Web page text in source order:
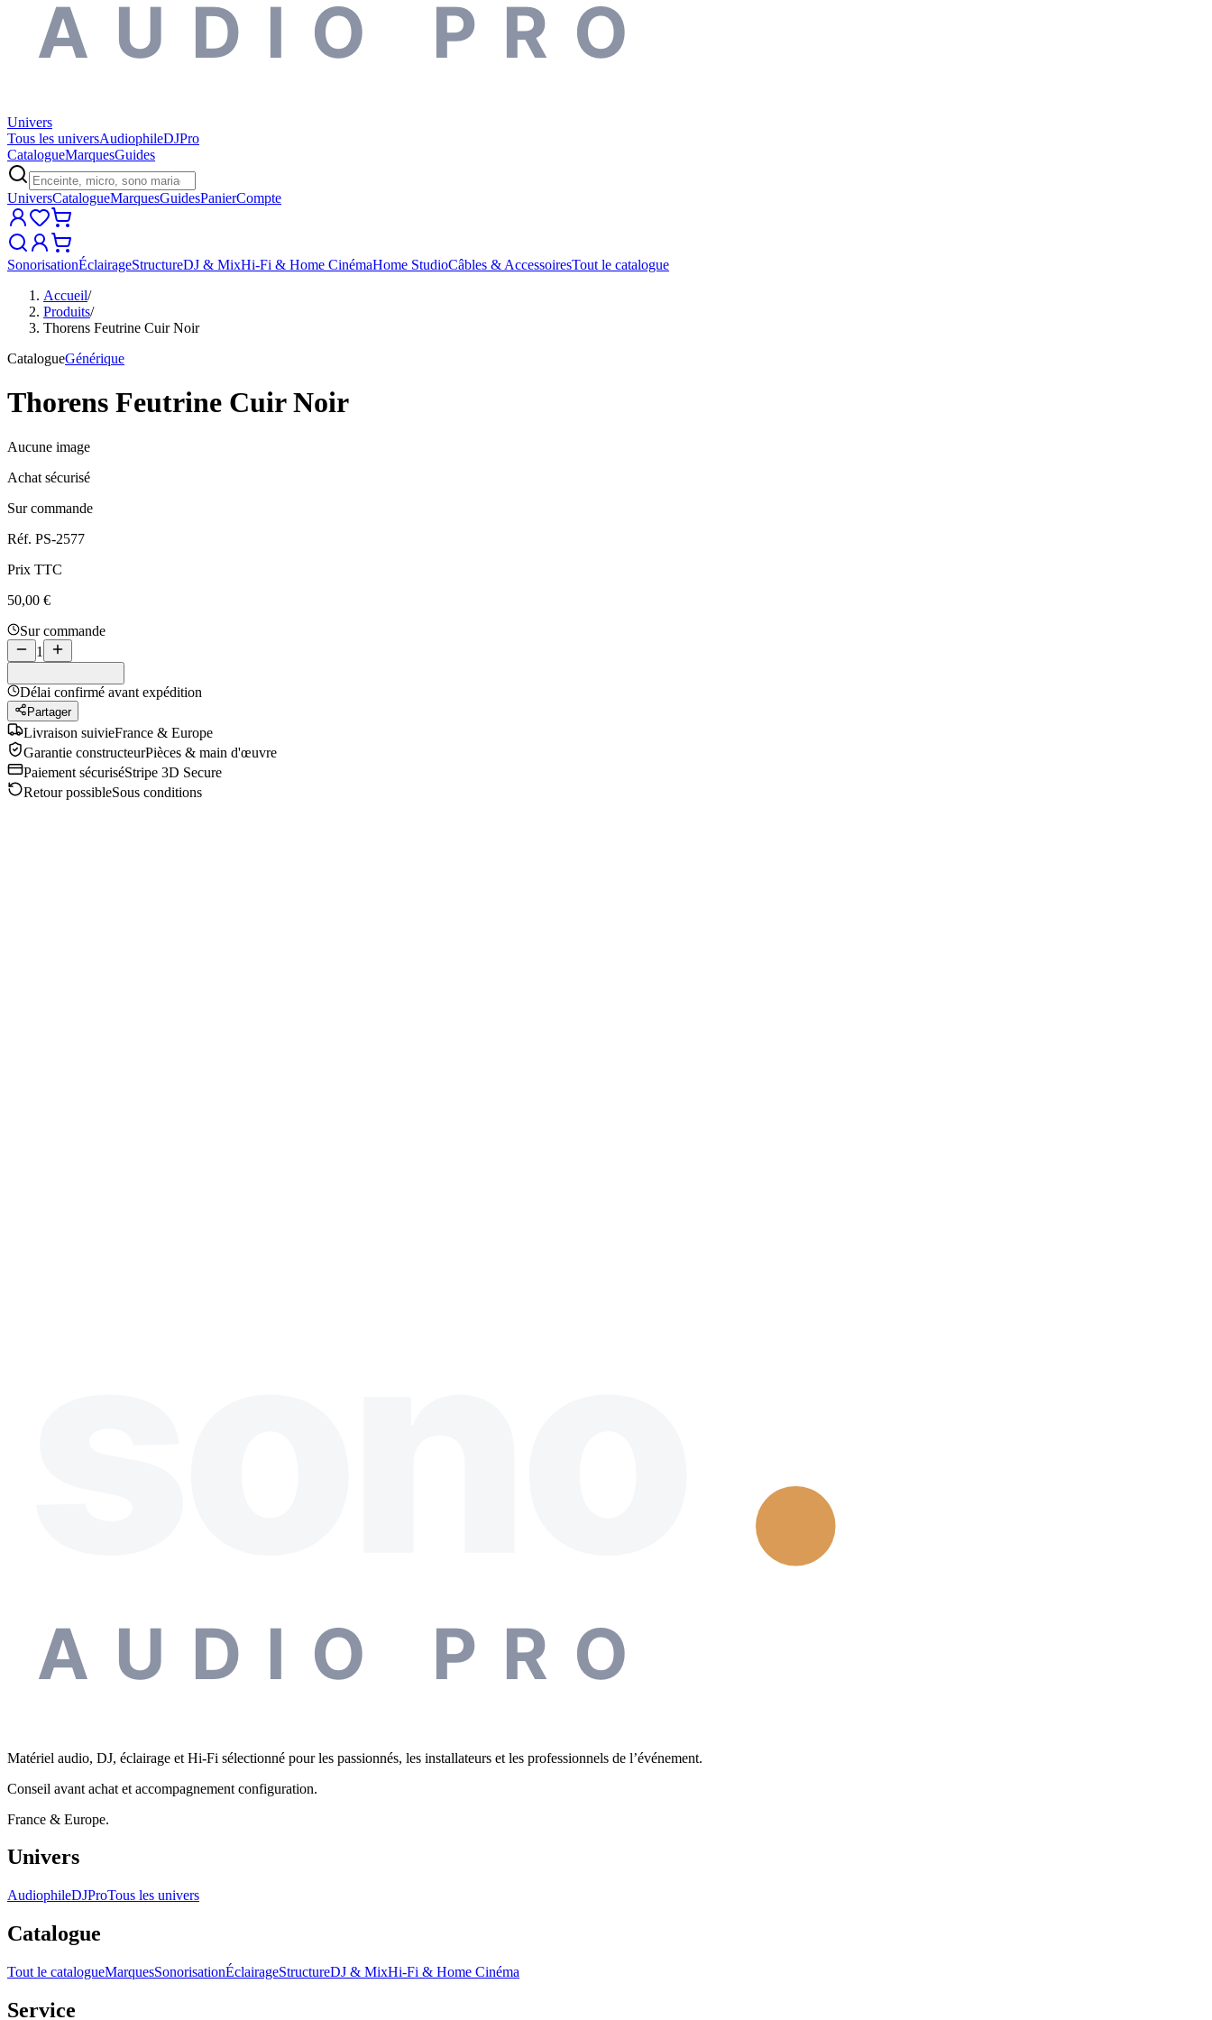
AUDIO PRO
Univers
Tous les universAudiophileDJPro
CatalogueMarquesGuides
UniversCatalogueMarquesGuidesPanierCompte
SonorisationÉclairageStructureDJ & MixHi-Fi & Home CinémaHome StudioCâbles & AccessoiresTout le catalogue
Accueil/
Produits/
Thorens Feutrine Cuir Noir
CatalogueGénérique
Thorens Feutrine Cuir Noir
Aucune image
Achat sécurisé
Sur commande
Réf. PS-2577
Prix TTC
50,00 €
Sur commande
1
Délai confirmé avant expédition
Partager
Livraison suivieFrance & Europe
Garantie constructeurPièces & main d'œuvre
Paiement sécuriséStripe 3D Secure
Retour possibleSous conditions
AUDIO PRO
Matériel audio, DJ, éclairage et Hi-Fi sélectionné pour les passionnés, les installateurs et les professionnels de l’événement.
Conseil avant achat et accompagnement configuration.
France & Europe.
Univers
AudiophileDJProTous les univers
Catalogue
Tout le catalogueMarquesSonorisationÉclairageStructureDJ & MixHi-Fi & Home Cinéma
Service